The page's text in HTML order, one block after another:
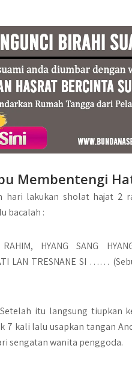
Membentengi
hari lakukan sholat hajat 2
bacalah :
RAHIM, HYANG SANG
ATI LAN TRESNANE SI ……
itu langsung
7 kali lalu usapkan tangan
sengatan wanita penggoda.